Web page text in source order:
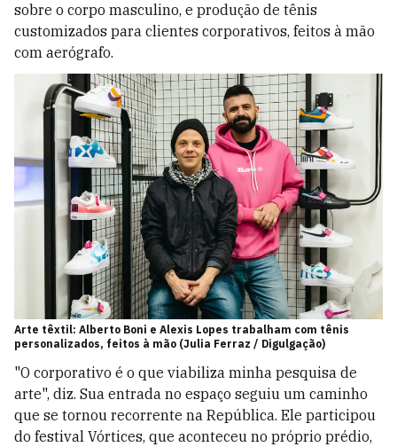
sobre o corpo masculino, e produção de tênis
customizados para clientes corporativos, feitos à mão
com aerógrafo.
Arte têxtil: Alberto Boni e Alexis Lopes trabalham com tênis
personalizados, feitos à mão (Julia Ferraz / Digulgação)
"O corporativo é o que viabiliza minha pesquisa de
arte", diz. Sua entrada no espaço seguiu um caminho
que se tornou recorrente na República. Ele participou
do festival Vórtices, que aconteceu no próprio prédio,